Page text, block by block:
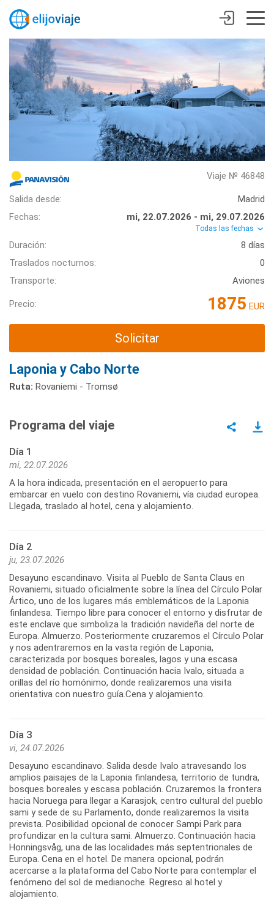
Viaje № 46848
Salida desde:
Madrid
Fechas:
mi, 22.07.2026 - mi, 29.07.2026
Todas las fechas
Duración:
8 días
Traslados nocturnos:
0
Transporte:
Aviones
Precio: 1875 EUR
Solicitar
Laponia y Cabo Norte
Ruta: Rovaniemi - Tromsø
Programa del viaje
Día 1
mi, 22.07.2026
A la hora indicada, presentación en el aeropuerto para
embarcar en vuelo con destino Rovaniemi, vía ciudad europea.
Llegada, traslado al hotel, cena y alojamiento.
Día 2
ju, 23.07.2026
Desayuno escandinavo. Visita al Pueblo de Santa Claus en
Rovaniemi, situado oficialmente sobre la línea del Círculo Polar
Ártico, uno de los lugares más emblemáticos de la Laponia
finlandesa. Tiempo libre para conocer el entorno y disfrutar de
este enclave que simboliza la tradición navideña del norte de
Europa. Almuerzo. Posteriormente cruzaremos el Círculo Polar
y nos adentraremos en la vasta región de Laponia,
caracterizada por bosques boreales, lagos y una escasa
densidad de población. Continuación hacia Ivalo, situada a
orillas del río homónimo, donde realizaremos una visita
orientativa con nuestro guía.Cena y alojamiento.
Día 3
vi, 24.07.2026
Desayuno escandinavo. Salida desde Ivalo atravesando los
amplios paisajes de la Laponia finlandesa, territorio de tundra,
bosques boreales y escasa población. Cruzaremos la frontera
hacia Noruega para llegar a Karasjok, centro cultural del pueblo
sami y sede de su Parlamento, donde realizaremos la visita
prevista. Posibilidad opcional de conocer Sampi Park para
profundizar en la cultura sami. Almuerzo. Continuación hacia
Honningsvåg, una de las localidades más septentrionales de
Europa. Cena en el hotel. De manera opcional, podrán
acercarse a la plataforma del Cabo Norte para contemplar el
fenómeno del sol de medianoche. Regreso al hotel y
alojamiento.